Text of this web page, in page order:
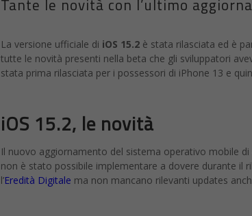
Tante le novità con l’ultimo
La versione ufficiale di iOS 15.2 è stata rilasciata ed è
tutte le novità presenti nella beta che gli sviluppatori
stata prima rilasciata per i possessori di iPhone 13 e
iOS 15.2, le novità
Il nuovo aggiornamento del sistema operativo mobile di
non è stato possibile implementare a dovere durante il
l’Eredità Digitale ma non mancano rilevanti updates